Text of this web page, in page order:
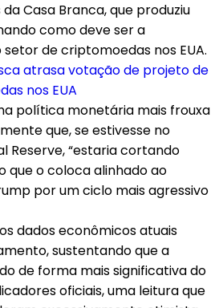
Casa Branca, que produziu
como deve ser a
de criptomoedas nos EUA.
atrasa votação de projeto de
nos EUA
política monetária mais frouxa
que, se estivesse no
Reserve, “estaria cortando
que o coloca alinhado ao
por um ciclo mais agressivo
dados econômicos atuais
sustentando que a
de forma mais significativa do
oficiais, uma leitura que